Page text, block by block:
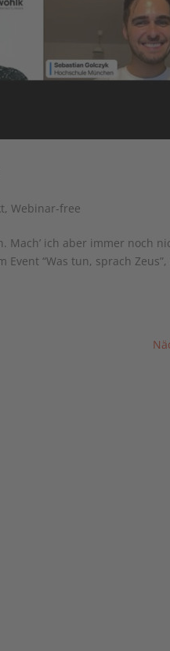
,Webinar-free
ich aber immer noch
“Was tun, sprach